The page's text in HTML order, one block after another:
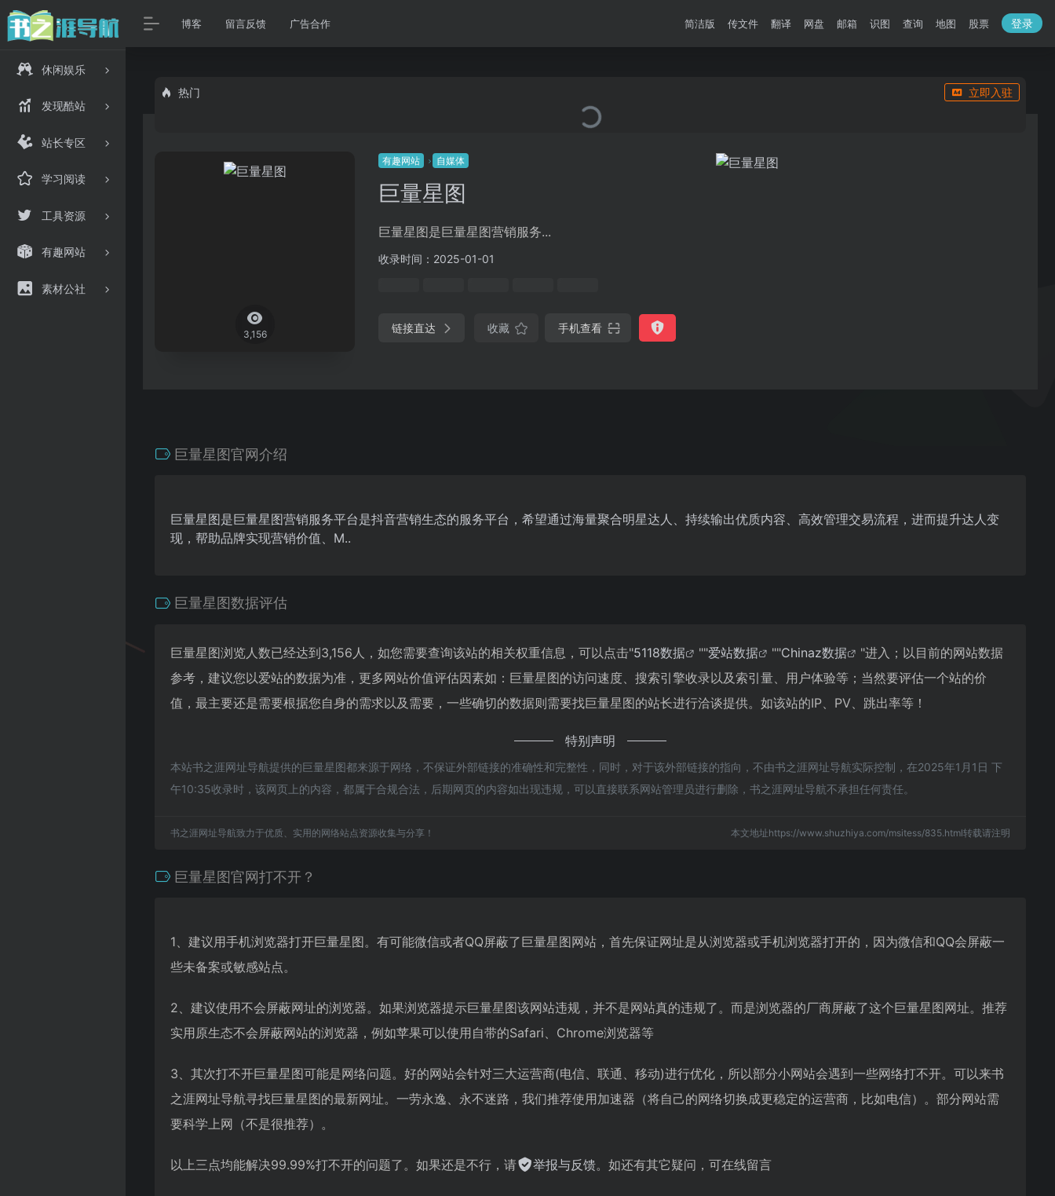
休闲娱乐
发现酷站
站长专区
学习阅读
工具资源
有趣网站
素材公社
博客 留言反馈 广告合作 简洁版 传文件 翻译 网盘 邮箱 识图 查询 地图 股票 登录
热门 立即入驻
3,156
有趣网站 自媒体
巨量星图
巨量星图是巨量星图营销服务...
收录时间：2025-01-01
链接直达 收藏 手机查看
巨量星图官网介绍
巨量星图是巨量星图营销服务平台是抖音营销生态的服务平台，希望通过海量聚合明星达人、持续输出优质内容、高效管理交易流程，进而提升达人变
现，帮助品牌实现营销价值、M..
巨量星图数据评估
巨量星图浏览人数已经达到3,156人，如您需要查询该站的相关权重信息，可以点击"5118数据 ""爱站数据 ""Chinaz数据
"进入；以目前的网站数据
参考，建议您以爱站的数据为准，更多网站价值评估因素如：巨量星图的访问速度、搜索引擎收录以及索引量、用户体验等；当然要评估一个站的价
值，最主要还是需要根据您自身的需求以及需要，一些确切的数据则需要找巨量星图的站长进行洽谈提供。如该站的IP、PV、跳出率等！
特别声明
本站书之涯网址导航提供的巨量星图都来源于网络，不保证外部链接的准确性和完整性，同时，对于该外部链接的指向，不由书之涯网址导航实际控制，在2025年1月1日 下
午10:35收录时，该网页上的内容，都属于合规合法，后期网页的内容如出现违规，可以直接联系网站管理员进行删除，书之涯网址导航不承担任何责任。
书之涯网址导航致力于优质、实用的网络站点资源收集与分享！ 本文地址https://www.shuzhiya.com/msitess/835.html转载请注明
巨量星图官网打不开？
1、建议用手机浏览器打开巨量星图。有可能微信或者QQ屏蔽了巨量星图网站，首先保证网址是从浏览器或手机浏览器打开的，因为微信和QQ会屏蔽一
些未备案或敏感站点。
2、建议使用不会屏蔽网址的浏览器。如果浏览器提示巨量星图该网站违规，并不是网站真的违规了。而是浏览器的厂商屏蔽了这个巨量星图网址。推荐
实用原生态不会屏蔽网站的浏览器，例如苹果可以使用自带的Safari、Chrome浏览器等
3、其次打不开巨量星图可能是网络问题。好的网站会针对三大运营商(电信、联通、移动)进行优化，所以部分小网站会遇到一些网络打不开。可以来书
之涯网址导航寻找巨量星图的最新网址。一劳永逸、永不迷路，我们推荐使用加速器（将自己的网络切换成更稳定的运营商，比如电信）。部分网站需
要科学上网（不是很推荐）。
以上三点均能解决99.99%打不开的问题了。如果还是不行，请 举报与反馈。如还有其它疑问，可在线留言